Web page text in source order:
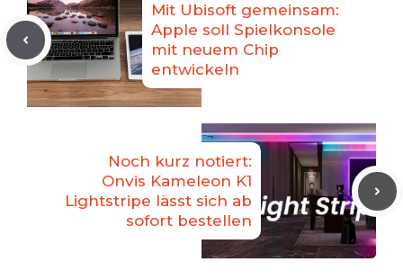
Mit Ubisoft gemeinsam:
Apple soll Spielkonsole
mit neuem Chip
entwickeln
Noch kurz notiert:
Onvis Kameleon K1
Lightstripe lässt sich ab
sofort bestellen